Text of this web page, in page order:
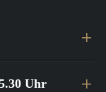
Uhr